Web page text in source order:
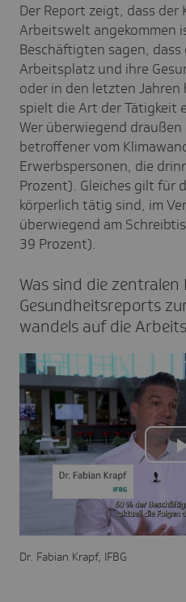
Der Report zeigt, dass der
Arbeitswelt angekommen
Beschäftigten sagen,
Arbeitsplatz und ihre
oder in den letzten
spielt die Art der Tätigkeit
Wer überwiegend
betroffener vom
Erwerbspersonen, die
Prozent). Gleiches gilt für
körperlich tätig sind, im
überwiegend am
39 Prozent).
Was sind die zentralen
Gesund­heits­re­ports
wan­dels auf die
Dr. Fabian Krapf, IFBG